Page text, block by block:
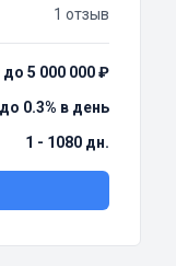
1 отзыв
до 5 000 000 ₽
0.3% в день
1 - 1080 дн.